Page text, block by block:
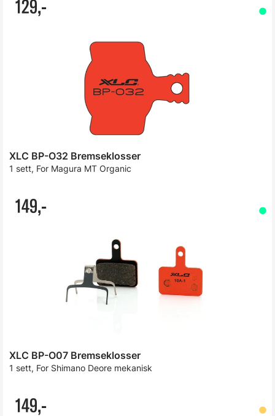
129,-
XLC BP-O32 Bremseklosser
1 sett, For Magura MT Organic
149,-
XLC BP-O07 Bremseklosser
1 sett, For Shimano Deore mekanisk
149,-